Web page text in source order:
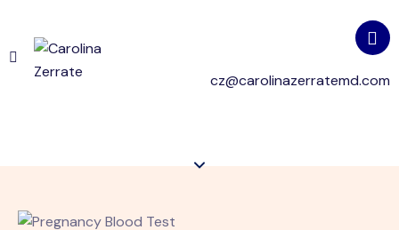
cz@carolinazerratemd.com